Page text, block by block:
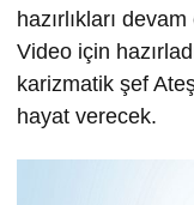
hazırlıkları
Video için
karizmatik şef
hayat verecek.